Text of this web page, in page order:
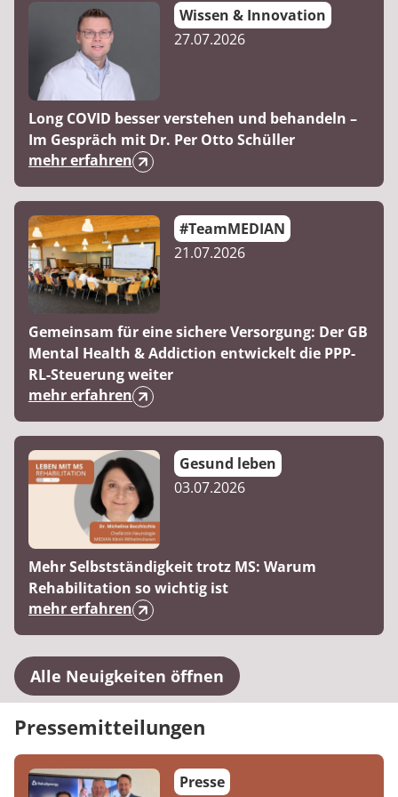
Karriere
Wissen & Innovation
27.07.2026
Long COVID besser verstehen und behandeln –
Im Gespräch mit Dr. Per Otto Schüller
mehr erfahren
#TeamMEDIAN
21.07.2026
Gemeinsam für eine sichere Versorgung: Der GB
Mental Health & Addiction entwickelt die PPP-
RL-Steuerung weiter
mehr erfahren
Gesund leben
03.07.2026
Mehr Selbstständigkeit trotz MS: Warum
Rehabilitation so wichtig ist
mehr erfahren
Alle Neuigkeiten öffnen
Pressemitteilungen
Presse